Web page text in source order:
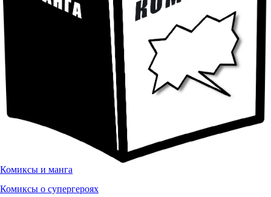
Комиксы и манга
Комиксы о супергероях